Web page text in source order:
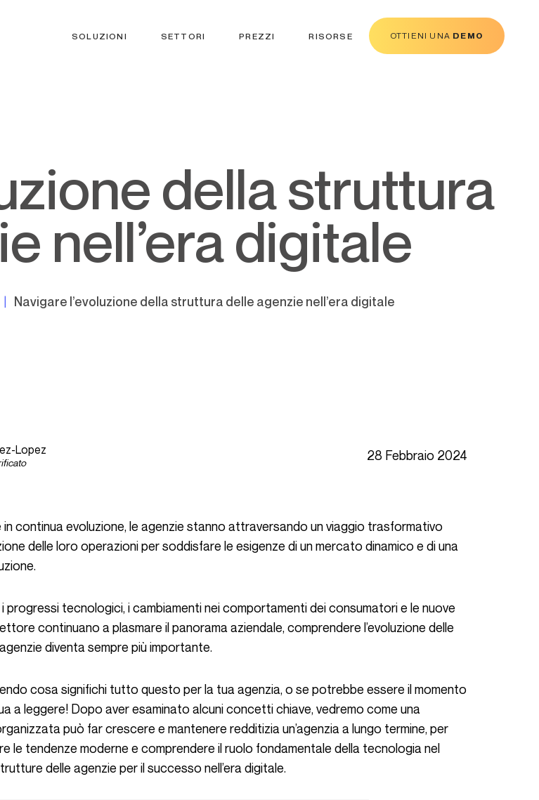
SOLUZIONI SETTORI PREZZI RISORSE OTTIENI UNA DEMO
nell’era digitale
Navigare l’evoluzione della struttura delle agenzie nell’era digitale
Lopez 28 Febbraio 2024
delle loro operazioni per soddisfare le esigenze di un mercato dinamico e di una
continuano a plasmare il panorama aziendale, comprendere l’evoluzione delle
diventa sempre più importante.
a leggere! Dopo aver esaminato alcuni concetti chiave, vedremo come una
può far crescere e mantenere redditizia un’agenzia a lungo termine, per
le tendenze moderne e comprendere il ruolo fondamentale della tecnologia nel
delle agenzie per il successo nell’era digitale.